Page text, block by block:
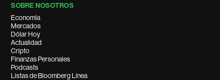
SOBRE NOSOTROS
Economía
Mercados
Dólar Hoy
Actualidad
Cripto
Finanzas Personales
Podcasts
Listas de Bloomberg Línea